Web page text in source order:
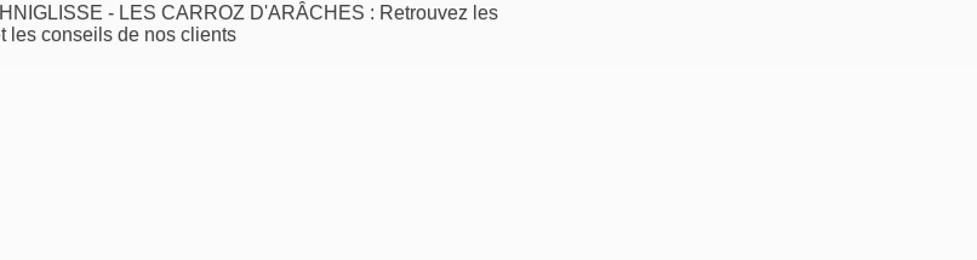
- LES CARROZ D'ARÂCHES : Retrouvez les
les conseils de nos clients